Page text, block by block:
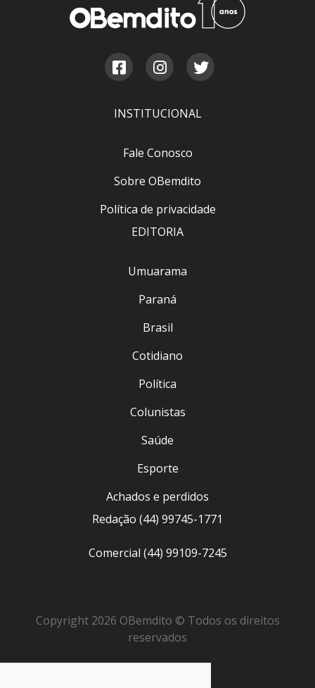
INSTITUCIONAL
Fale Conosco
Sobre OBemdito
Política de privacidade
EDITORIA
Umuarama
Paraná
Brasil
Cotidiano
Política
Colunistas
Saúde
Esporte
Achados e perdidos
Redação (44) 99745-1771
Comercial (44) 99109-7245
Copyright 2026 OBemdito © Todos os direitos
reservados